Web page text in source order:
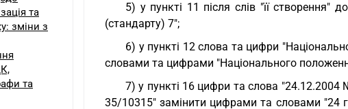
5) у пункті 11 після слів "її
(стандарту) 7";
6) у пункті 12 слова та цифри
словами та цифрами "Національного
7) у пункті 16 цифри та слова "24.12.2004
35/10315" замінити цифрами та словами "24
та
зміни з
та